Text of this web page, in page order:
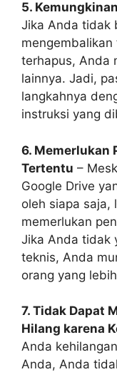
5.
Jika Anda tidak
mengembalikan
terhapus, Anda
lainnya. Jadi,
langkahnya
instruksi yang
6. Memerlukan
Tertentu –
Google Drive
oleh siapa saja,
memerlukan
Jika Anda tidak
teknis, Anda
orang yang
7. Tidak Dapat
Hilang karena
Anda
Anda, Anda